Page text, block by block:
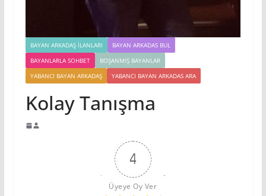
BAYAN ARKADAŞ İLANLARI
BAYAN ARKADAS BUL
BAYANLARLA SOHBET
BOŞANMIŞ BAYANLAR
YABANCI BAYAN ARKADAŞ
YABANCI BAYAN ARKADAS ARA
Kolay Tanışma
4
Üyeye Oy Ver